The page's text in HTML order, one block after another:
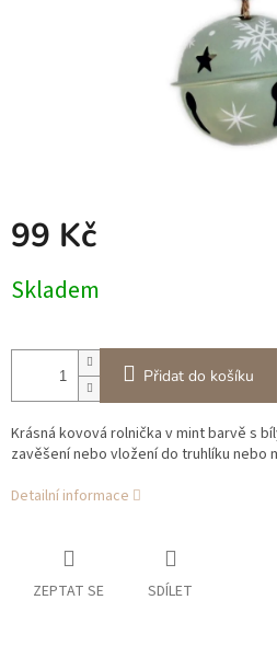
99 Kč
cena:
Skladem
Přidat do košíku
Krásná kovová rolnička v mint barvě s
zavěšení nebo vložení do truhlíku nebo
Detailní informace
ZEPTAT SE SDÍLET